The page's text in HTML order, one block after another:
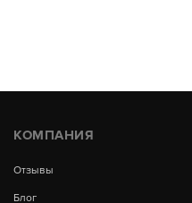
КОМПАНИЯ
Отзывы
Блог